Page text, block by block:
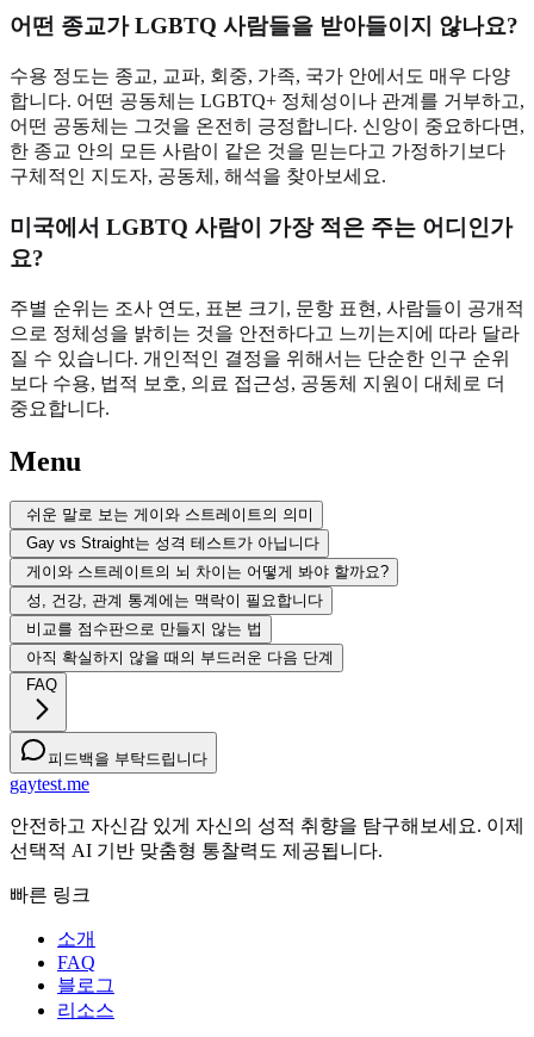
어떤 종교가 LGBTQ 사람들을 받아들이지 않나요?
수용 정도는 종교, 교파, 회중, 가족, 국가 안에서도 매우 다양
합니다. 어떤 공동체는 LGBTQ+ 정체성이나 관계를 거부하고,
어떤 공동체는 그것을 온전히 긍정합니다. 신앙이 중요하다면,
한 종교 안의 모든 사람이 같은 것을 믿는다고 가정하기보다
구체적인 지도자, 공동체, 해석을 찾아보세요.
미국에서 LGBTQ 사람이 가장 적은 주는 어디인가
요?
주별 순위는 조사 연도, 표본 크기, 문항 표현, 사람들이 공개적
으로 정체성을 밝히는 것을 안전하다고 느끼는지에 따라 달라
질 수 있습니다. 개인적인 결정을 위해서는 단순한 인구 순위
보다 수용, 법적 보호, 의료 접근성, 공동체 지원이 대체로 더
중요합니다.
Menu
쉬운 말로 보는 게이와 스트레이트의 의미
Gay vs Straight는 성격 테스트가 아닙니다
게이와 스트레이트의 뇌 차이는 어떻게 봐야 할까요?
성, 건강, 관계 통계에는 맥락이 필요합니다
비교를 점수판으로 만들지 않는 법
아직 확실하지 않을 때의 부드러운 다음 단계
FAQ
피드백을 부탁드립니다
gaytest.me
안전하고 자신감 있게 자신의 성적 취향을 탐구해보세요. 이제
선택적 AI 기반 맞춤형 통찰력도 제공됩니다.
빠른 링크
소개
FAQ
블로그
리소스